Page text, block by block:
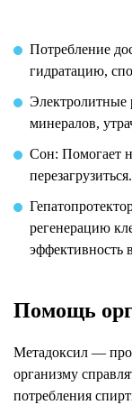
Потребление
гидратацию,
Электролитные
минералов,
Сон: Помогает
перезагрузиться.
регенерацию
эффективность
Помощь
Метадоксил —
организму
потребления